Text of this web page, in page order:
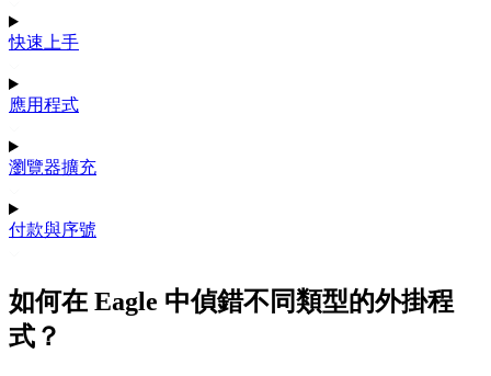
快速上手
應用程式
瀏覽器擴充
付款與序號
如何在 Eagle 中偵錯不同類型的外掛程
式？